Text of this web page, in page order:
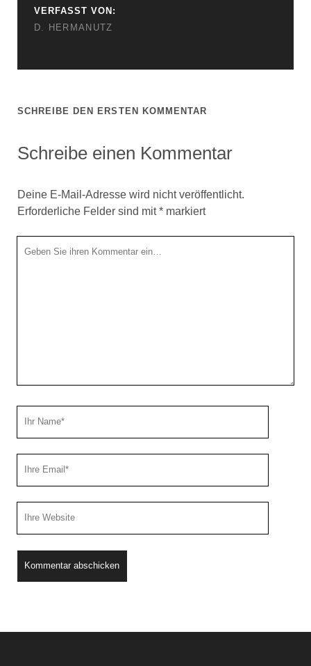
VERFASST VON:
D. HERMANUTZ
SCHREIBE DEN ERSTEN KOMMENTAR
Schreibe einen Kommentar
Deine E-Mail-Adresse wird nicht veröffentlicht.
Erforderliche Felder sind mit*markiert